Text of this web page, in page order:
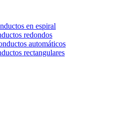
en espiral
redondos
automáticos
rectangulares